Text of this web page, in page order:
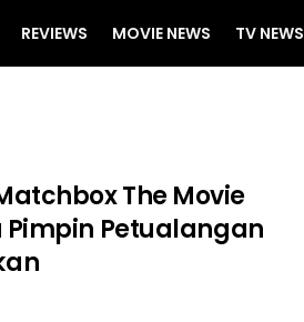
REVIEWS MOVIE NEWS TV NEWS
The Movie
Pimpin Petualangan